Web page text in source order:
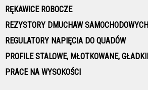
RĘKAWICE ROBOCZE
REZYSTORY DMUCHAW SAMOCHODOWYCH
REGULATORY NAPIĘCIA DO QUADÓW
PROFILE STALOWE, MŁOTKOWANE,
PRACE NA WYSOKOŚCI